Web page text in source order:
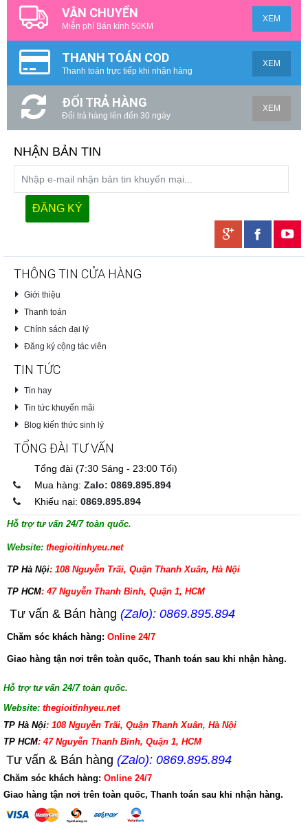
VẬN CHUYỂN
Miễn phí Bán kính 50KM
XEM
THANH TOÁN COD
Thanh toán trực tiếp khi nhận hàng
XEM
ĐỔI TRẢ HÀNG
Đổi trả hàng lên đến 30 ngày
XEM
NHẬN BẢN TIN
THÔNG TIN CỬA HÀNG
Giới thiệu
Thanh toán
Chính sách đại lý
Đăng ký cộng tác viên
TIN TỨC
Tin hay
Tin tức khuyến mãi
Blog kiến thức sinh lý
TỔNG ĐÀI TƯ VẤN
Tổng đài (7:30 Sáng - 23:00 Tối)
Mua hàng: Zalo: 0869.895.894
Khiếu nại: 0869.895.894
Hỗ trợ tư vấn 24/7 toàn quốc.
Website: thegioitinhyeu.net
TP Hà Nội: 108 Nguyễn Trãi, Quận Thanh Xuân, Hà Nội
TP HCM: 47 Nguyễn Thanh Bình, Quận 1, HCM
Tư vấn & Bán hàng (Zalo): 0869.895.894
Chăm sóc khách hàng: Online 24/7
Giao hàng tận nơi trên toàn quốc, Thanh toán sau khi nhận hàng.
Hỗ trợ tư vấn 24/7 toàn quốc.
Website: thegioitinhyeu.net
TP Hà Nội: 108 Nguyễn Trãi, Quận Thanh Xuân, Hà Nội
TP HCM: 47 Nguyễn Thanh Bình, Quận 1, HCM
Tư vấn & Bán hàng (Zalo): 0869.895.894
Chăm sóc khách hàng: Online 24/7
Giao hàng tận nơi trên toàn quốc, Thanh toán sau khi nhận hàng.